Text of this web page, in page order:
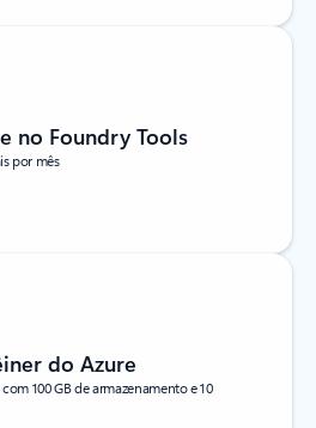
no Foundry Tools
por mês
do Azure
100 GB de armazenamento e 10